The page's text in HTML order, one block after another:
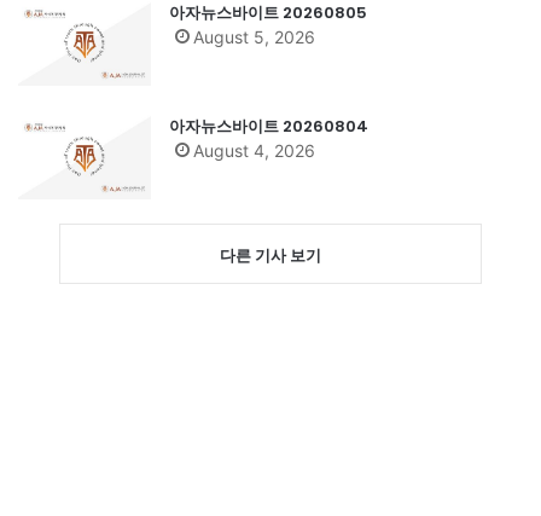
아자뉴스바이트 20260805
August 5, 2026
아자뉴스바이트 20260804
August 4, 2026
다른 기사 보기